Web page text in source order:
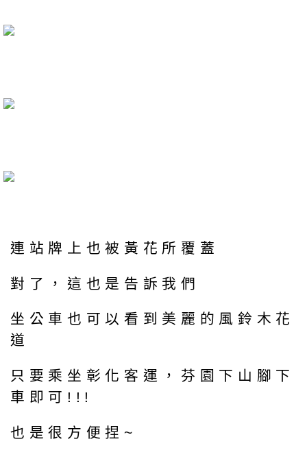
連站牌上也被黃花所覆蓋
對了，這也是告訴我們
坐公車也可以看到美麗的風鈴木花
道
只要乘坐彰化客運，芬園下山腳下
車即可!!!
也是很方便捏~